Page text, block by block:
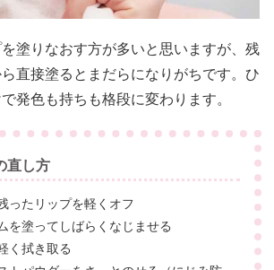
塗りなおす方が多いと思いますが、残
直接塗るとまだらになりがちです。ひ
発色も持ちも格段に変わります。
直し方
ったリップを軽くオフ
を塗ってしばらくなじませる
く拭き取る